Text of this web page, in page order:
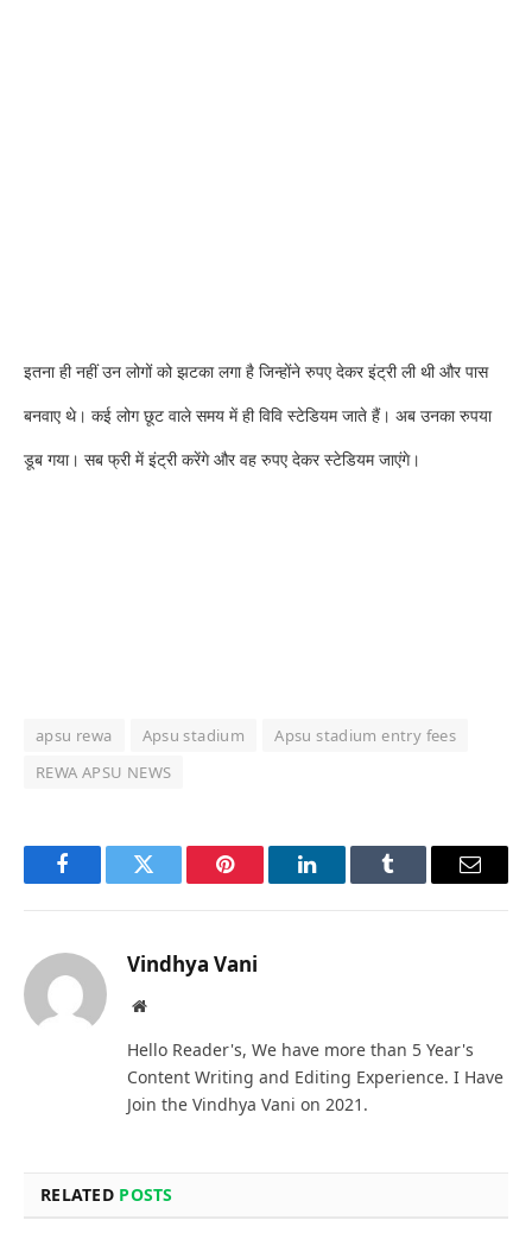
इतना ही नहीं उन लोगों को झटका लगा है जिन्होंने रुपए देकर इंट्री ली थी और पास
बनवाए थे। कई लोग छूट वाले समय में ही विवि स्टेडियम जाते हैं। अब उनका रुपया
डूब गया। सब फ्री में इंट्री करेंगे और वह रुपए देकर स्टेडियम जाएंगे।
apsu rewa Apsu stadium
Apsu stadium entry fees
REWA APSU NEWS
FacebookTwitter Pinterest LinkedInTumblr Email
Vindhya Vani
Website
Hello Reader's, We have more than 5 Year's
Content Writing and Editing Experience. I Have
Join the Vindhya Vani on 2021.
RELATED POSTS